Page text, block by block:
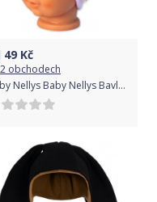
49 Kč
2 obchodech
Baby Nellys Baby Nellys Bavlněná čelenka dvouvrstvá, lila, vel. 6-9 měsíců 68-74 (6-9m)